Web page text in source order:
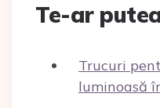
Te-ar
Trucuri
luminoasă